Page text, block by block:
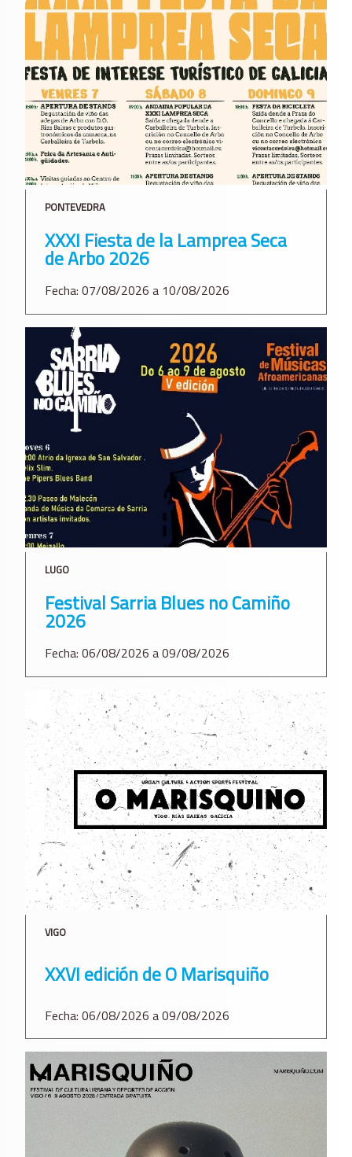
PONTEVEDRA
XXXI Fiesta de la Lamprea Seca
de Arbo 2026
Fecha: 07/08/2026 a 10/08/2026
LUGO
Festival Sarria Blues no Camiño
2026
Fecha: 06/08/2026 a 09/08/2026
VIGO
XXVI edición de O Marisquiño
Fecha: 06/08/2026 a 09/08/2026